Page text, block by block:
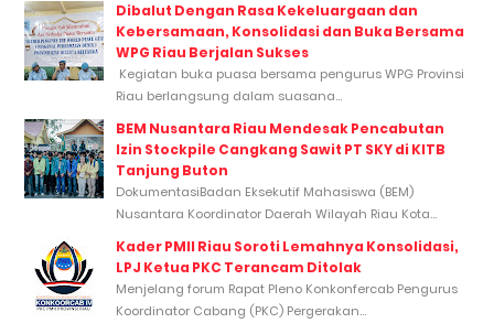
Dibalut Dengan Rasa Kekeluargaan dan
Kebersamaan, Konsolidasi dan Buka Bersama
WPG Riau Berjalan Sukses
Kegiatan buka puasa bersama pengurus WPG Provinsi
Riau berlangsung dalam suasana...
BEM Nusantara Riau Mendesak Pencabutan
Izin Stockpile Cangkang Sawit PT SKY di KITB
Tanjung Buton
DokumentasiBadan Eksekutif Mahasiswa (BEM)
Nusantara Koordinator Daerah Wilayah Riau Kota...
Kader PMII Riau Soroti Lemahnya Konsolidasi,
LPJ Ketua PKC Terancam Ditolak
Menjelang forum Rapat Pleno Konkonfercab Pengurus
Koordinator Cabang (PKC) Pergerakan...